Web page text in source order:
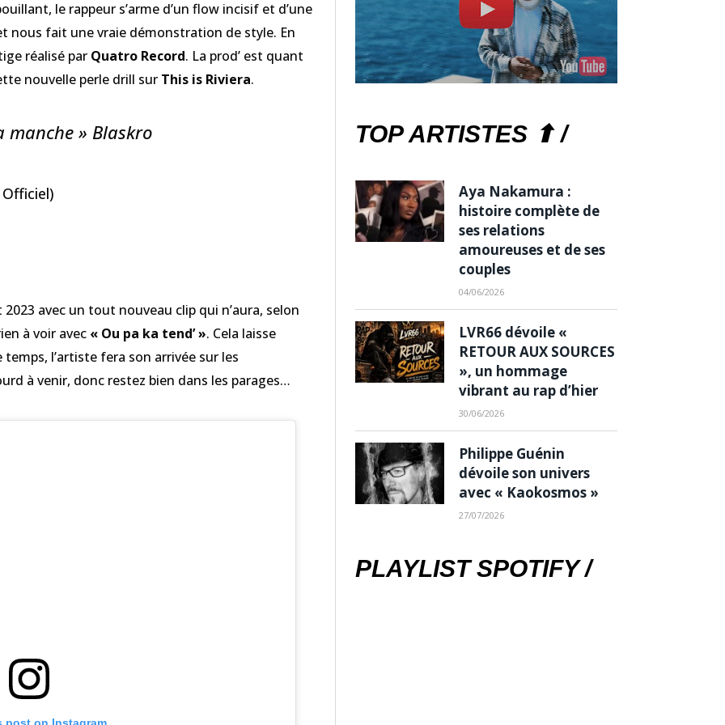
le rappeur s’arme d’un flow incisif et d’une
nous fait une vraie démonstration de style. En
réalisé par Quatro Record. La prod’ est quant
nouvelle perle drill sur This is Riviera.
» Blaskro
avec un tout nouveau clip qui n’aura, selon
à voir avec « Ou pa ka tend’ ». Cela laisse
l’artiste fera son arrivée sur les
à venir, donc restez bien dans les parages…
post on Instagram
TOP ARTISTES ⬆ /
Aya Nakamura :
histoire complète de
ses relations
amoureuses et de ses
couples
04/06/2026
LVR66 dévoile «
RETOUR AUX SOURCES
», un hommage
vibrant au rap d’hier
30/06/2026
Philippe Guénin
dévoile son univers
avec « Kaokosmos »
27/07/2026
PLAYLIST SPOTIFY /